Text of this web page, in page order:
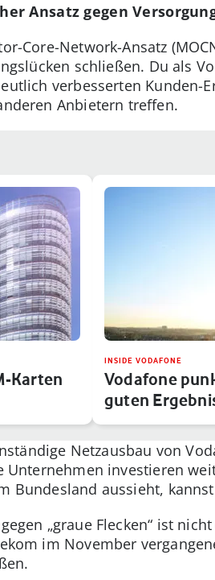
Ansatz gegen
Core-Network-Ansatz
schließen. Du als
verbesserten Kunden-
Anbietern treffen.
Karten
INSIDE VODAFONE
Vodafone
guten
Netzausbau von
Unternehmen investieren
Bundesland aussieht,
„graue Flecken“ ist
im November